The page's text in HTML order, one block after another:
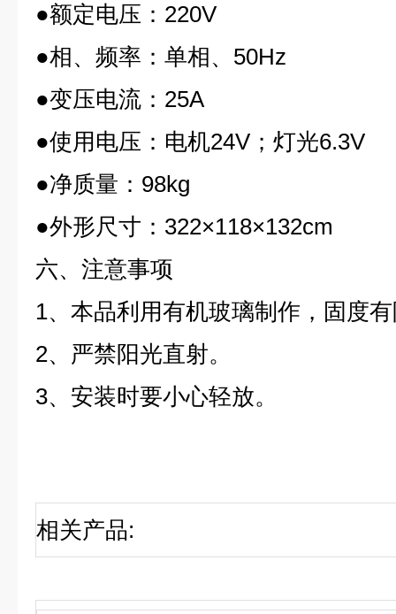
●额定电压：220V
●相、频率：单相、50Hz
●变压电流：25A
●使用电压：电机24V；灯光6.3V
●净质量：98kg
●外形尺寸：322×118×132cm
六、注意事项
1、本品利用有机玻璃制作，固度
2、严禁阳光直射。
3、安装时要小心轻放。
相关产品: